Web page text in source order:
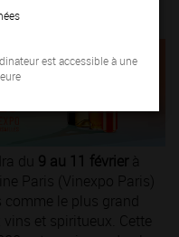
est accessible à une
du 9 au 11 février à
Paris (Vinexpo Paris)
comme le plus grand
et spiritueux. Cette